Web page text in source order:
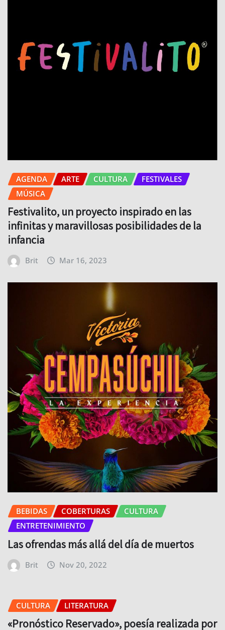
AGENDA ARTE CULTURA
FESTIVALES
MÚSICA
Festivalito, un proyecto inspirado en las
infinitas y maravillosas posibilidades de la
infancia
Brit Mar 16, 2023
BEBIDAS COBERTURAS
CULTURA
ENTRETENIMIENTO
Las ofrendas más allá del día de muertos
Brit Nov 20, 2022
CULTURA LITERATURA
«Pronóstico Reservado», poesía realizada por